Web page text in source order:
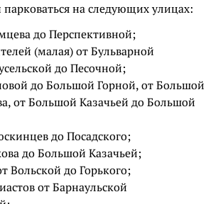
парковаться на следующих улицах:
до Перспективной;
(малая) от Бульварной
до Песочной;
до Большой Горной, от Большой
от Большой Казачьей до Большой
до Посадского;
до Большой Казачьей;
Вольской до Горького;
от Барнаульской